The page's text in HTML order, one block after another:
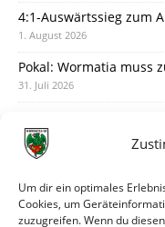
Um dir ein optimales
Cookies, um
zuzugreifen. Wenn du
4:1-Auswärtssieg zum
1. August 2026
Pokal: Wormatia muss
31. Juli 2026
30. Juli 2026
28. Juli 2026
Neuer Rückensponsor